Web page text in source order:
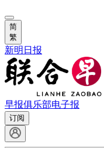
简
繁
新明日报
早报俱乐部电子报
订阅